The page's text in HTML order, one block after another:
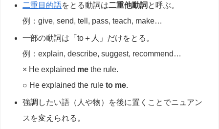
二重目的語をとる動詞は二重他動詞 と呼ぶ。
例：give, send, tell, pass, teach, make…
一部の動詞は「to＋人」だけをとる。
例：explain, describe, suggest, recommend…
× He explained me the rule.
○ He explained the ruleto me.
強調したい語（人や物）を後に置くことでニュアン
スを変えられる。